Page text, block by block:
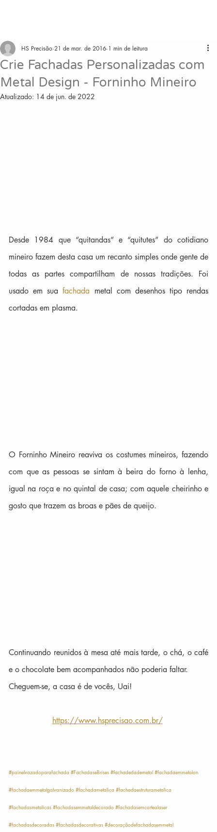
Crie Fachadas Personalizadas com
Metal Design - Forninho Mineiro
HS Precisão 21 de mar. de 2016 1 min de leitura
Atualizado: 14 de jun. de 2022
Desde 1984 que “quitandas” e “quitutes” do cotidiano
mineiro fazem desta casa um recanto simples onde gente de
todas as partes compartilham de nossas tradições. Foi
usado em sua fachada metal com desenhos tipo rendas
cortadas em plasma.
O Forninho Mineiro reaviva os costumes mineiros, fazendo
com que as pessoas se sintam à beira do forno à lenha,
igual na roça e no quintal de casa; com aquele cheirinho e
gosto que trazem as broas e pães de queijo.
Continuando reunidos à mesa até mais tarde, o chá, o café
e o chocolate bem acompanhados não poderia faltar.
Cheguem-se, a casa é de vocês, Uai!
https://www.hsprecisao.com.br/
#painelvazadoparafachada #FachadaseBrises #fachadedademetal #fachadaemmetalon
#fachadaemmetalgalvanizado #fachadametalica #fachadaestruturametalica
#fachadasmetalicas #fachadasemmetaldecorado #fachadasemcortealaser
#fachadasdecoradas #fachadasdecorativas #decoraçãodefachadasemmetal